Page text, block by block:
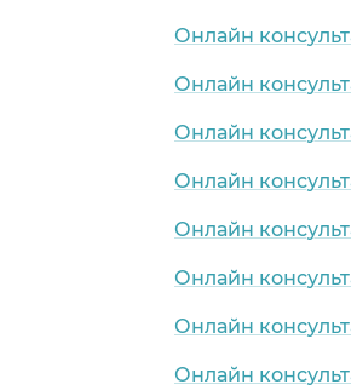
Онлайн
Онлайн
Онлайн
Онлайн
Онлайн
Онлайн
Онлайн
Онлайн